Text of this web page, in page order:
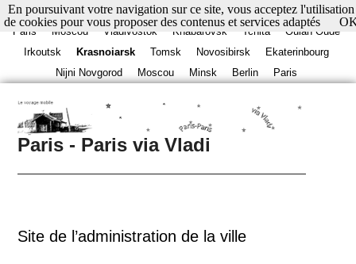
Paris Moscou Vladivostok Khabarovsk Tchita
Oulan Oudé
Irkoutsk
Krasnoiarsk Tomsk Novosibirsk
Ekaterinbourg
Nijni Novgorod
Moscou Minsk Berlin Paris
Paris - Paris via Vladi
Site de l’administration de la ville
En poursuivant votre navigation sur ce site, vous acceptez l'utilisation
de cookies pour vous proposer des contenus et services adaptés